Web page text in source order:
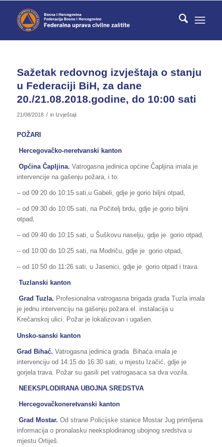
Sažetak redovnog izvještaja o stanju
u Federaciji BiH, za dane
20./21.08.2018.godine, do 10:00 sati
21/08/2018 / in Izvještaji
POŽARI
Hercegovačko-neretvanski kanton
Općina Čapljina. Vatrogasna jedinica općine Čapljina imala je
intervencije na gašenju požara, i to:
– od 09:20 do 10:15 sati,u Gabeli, gdje je gorio biljni otpad,
– od 09:30 do 10:05 sati, na Počitelj brdu, gdje je gorio biljni
otpad,
– od 09:40 do 10:15 sati, u Šuškovu naselju, gdje je gorio otpad,
– od 10:00 do 10:25 sati, na Modriču, gdje je gorio otpad,
– od 10:50 do 11:26 sati, u Jasenici, gdje je gorio otpad i trava.
Tuzlanski kanton
Grad Tuzla. Profesionalna vatrogasna brigada grada Tuzla imala
je jednu intervenciju na gašenju požara el. instalacija u
Krečanskoj ulici. Požar je lokalizovan i ugašen.
Unsko-sanski kanton
Grad Bihać. Vatrogasna jedinica grada Bihaća imala je
intervenciju od 14:15 do 16:30 sati, u mjestu Izačić, gdje je
gorjela trava. Požar su gasili pet vatrogasaca sa dva vozila.
NEEKSPLODIRANA UBOJNA SREDSTVA
Hercegovačkoneretvanski kanton
Grad Mostar. Od strane Policijske stanice Mostar Jug primljena
informacija o pronalasku neeksplodiranog ubojnog sredstva u
mjestu Ortiješ.